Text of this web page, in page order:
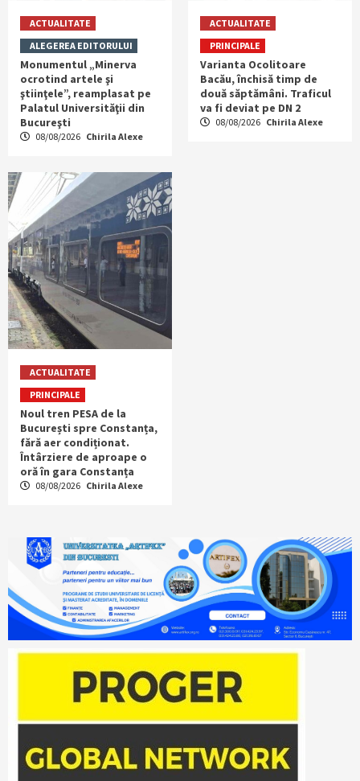
ACTUALITATE
ALEGEREA EDITORULUI
Monumentul „Minerva
ocrotind artele şi
ştiinţele”, reamplasat pe
Palatul Universităţii din
Bucureşti
08/08/2026 Chirila Alexe
ACTUALITATE
PRINCIPALE
Varianta Ocolitoare
Bacău, închisă timp de
două săptămâni. Traficul
va fi deviat pe DN 2
08/08/2026 Chirila Alexe
ACTUALITATE
PRINCIPALE
Noul tren PESA de la
București spre Constanța,
fără aer condiționat.
Întârziere de aproape o
oră în gara Constanța
08/08/2026 Chirila Alexe